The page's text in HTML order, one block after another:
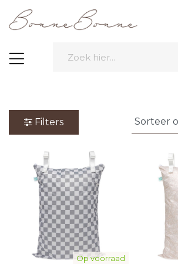
Filters
Op voorraad